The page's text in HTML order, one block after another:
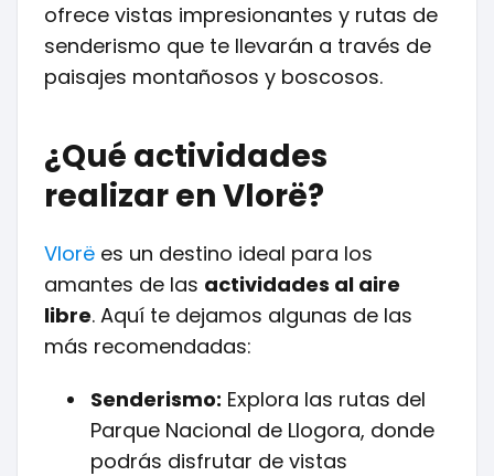
ofrece vistas impresionantes y rutas de
senderismo que te llevarán a través de
paisajes montañosos y boscosos.
¿Qué actividades
realizar en Vlorë?
Vlorë es un destino ideal para los
amantes de las actividades al aire
libre. Aquí te dejamos algunas de las
más recomendadas:
Senderismo: Explora las rutas del
Parque Nacional de Llogora, donde
podrás disfrutar de vistas